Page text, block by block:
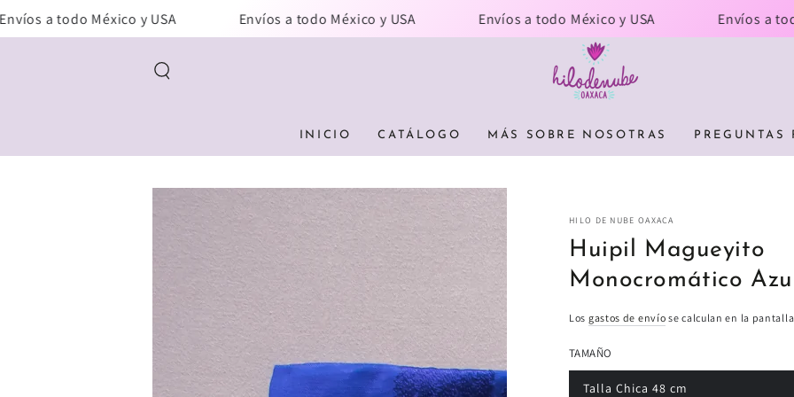
IR AL
CONTENIDO
a todo México y USA Envíos a todo México y USA Envíos a todo México y USA Envíos a todo
INICIO CATÁLOGO MÁS SOBRE NOSOTRAS PREGUNTAS
INFORMACIÓN DEL
HILO DE NUBE OAXACA
Huipil Magueyito
Monocromático
Los gastos de envío se calculan en la
TAMAÑO
Talla Chica 48 cm